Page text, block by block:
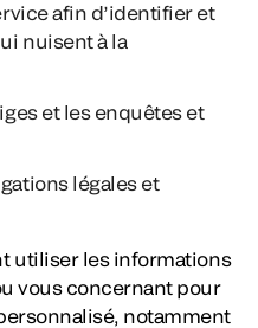
afin d’identifier et
nuisent à la
et les enquêtes et
légales et
utiliser les informations
vous concernant pour
notamment